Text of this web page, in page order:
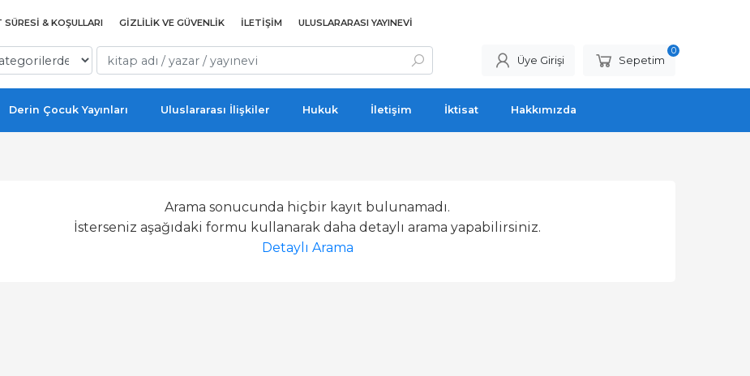
& KOŞULLARI GIZLILIK VE GÜVENLIK İLETIŞIM ULUSLARARASI YAYINEVI
Üye Girişi Sepetim
0
Derin Çocuk Yayınları Uluslararası İlişkiler Hukuk İletişim İktisat Hakkımızda
Arama sonucunda hiçbir kayıt bulunamadı.
İsterseniz aşağıdaki formu kullanarak daha detaylı arama yapabilirsiniz.
Detaylı Arama